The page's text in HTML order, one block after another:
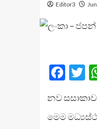
Editor3
නව
මෙම